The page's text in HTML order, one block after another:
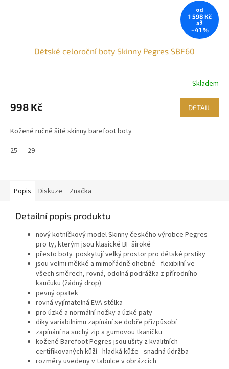
od
1 598 Kč
až
–41 %
Dětské celoroční boty Skinny Pegres SBF60
Skladem
998 Kč DETAIL
Kožené ručně šité skinny barefoot boty
25
29
Popis Diskuze Značka
Detailní popis produktu
nový kotníčkový model Skinny českého výrobce Pegres
pro ty, kterým jsou klasické BF široké
přesto boty poskytují velký prostor pro dětské prstíky
jsou velmi měkké a mimořádně ohebné - flexibilní ve
všech směrech, rovná, odolná podrážka z přírodního
kaučuku (žádný drop)
pevný opatek
rovná vyjímatelná EVA stélka
pro úzké a normální nožky a úzké paty
díky variabilnímu zapínání se dobře přizpůsobí
zapínání na suchý zip a gumovou tkaničku
kožené Barefoot Pegres jsou ušity z kvalitních
certifikovaných kůží - hladká kůže - snadná údržba
rozměry uvedeny v tabulce v obrázcích